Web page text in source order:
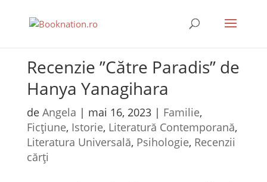
Recenzie ”Către Paradis” de
Hanya Yanagihara
de Angela | mai 16, 2023| Familie,
Ficțiune, Istorie, Literatură Contemporană,
Literatura Universală, Psihologie, Recenzii
cărți